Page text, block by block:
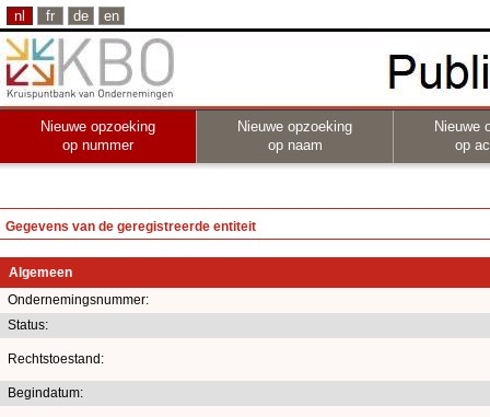
nl fr de en
Nieuwe opzoeking
op nummer
Nieuwe opzoeking
op naam
Nieuwe
op
Gegevens van de geregistreerde entiteit
Algemeen
Ondernemingsnummer:
Status:
Rechtstoestand:
Begindatum: